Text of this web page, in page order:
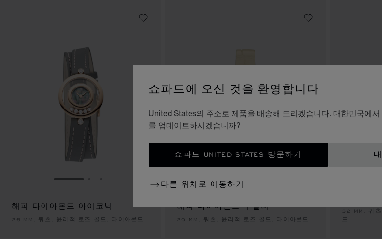
쇼파드에 오신 것을 환영합니다
United States의 주소로 제품을 배송해 드리겠습니다. 대한민국에
를 업데이트하시겠습니까?
쇼파드 UNITED STATES 방문하기
다른 위치로 이동하기
슬라이드로 이동 1슬라이드로 이동 2
슬라이드로 이동 3
해피 다이아몬드 아이코닉
26 MM, 쿼츠, 윤리적 로즈 골드, 다이아몬드
슬라이드로 이동 1
해피 다이아몬드 주얼리
29 MM, 쿼츠, 윤리적 로즈 골드, 다이아몬드
32 MM, 쿼
드